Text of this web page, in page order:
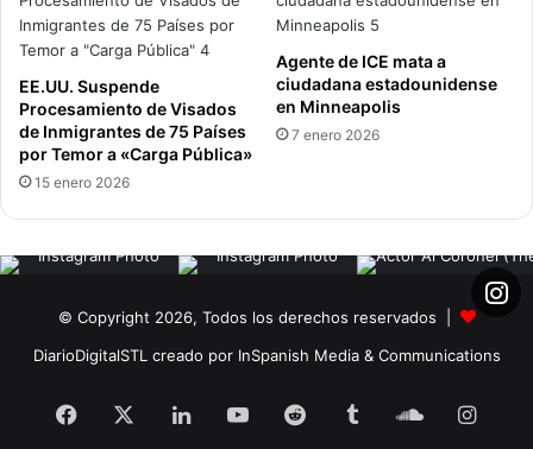
EE.UU. Suspende
Procesamiento de Visados
de Inmigrantes de 75 Países
por Temor a «Carga Pública»
15 enero 2026
Agente de ICE mata a
ciudadana estadounidense
en Minneapolis
7 enero 2026
© Copyright 2026, Todos los derechos reservados |
DiarioDigitalSTL creado por InSpanish Media & Communications
Facebook LinkedInYouTubeRedditTumblr